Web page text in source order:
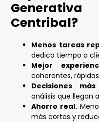
Centribal?
Menos tareas
dedica tiempo a
Mejor
coherentes,
Decisiones
análisis que llegan
Ahorro real.
más cortos y